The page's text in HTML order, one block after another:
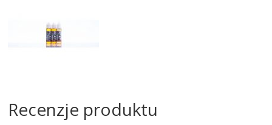
Recenzje produktu